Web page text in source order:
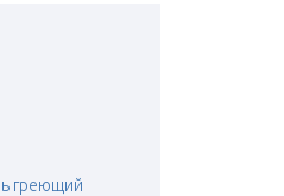
греющий